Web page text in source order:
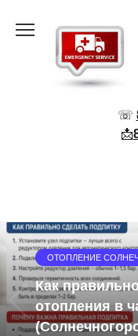
содержанию
☏
📩
ОТОПЛЕНИЕ
Как
отопления в